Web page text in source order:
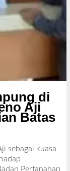
di
Aji
Batas
sebagai kuasa
Pertanahan